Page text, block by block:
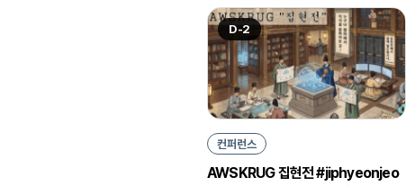
D-2
컨퍼런스
AWSKRUG 집현전 #jiphyeonjeo